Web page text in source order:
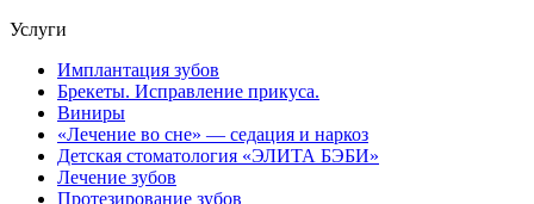
Услуги
Имплантация зубов
Брекеты. Исправление прикуса.
Виниры
«Лечение во сне» — седация и наркоз
Детская стоматология «ЭЛИТА БЭБИ»
Лечение зубов
Протезирование зубов